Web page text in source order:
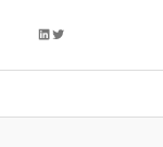
LinkedIn Twitter